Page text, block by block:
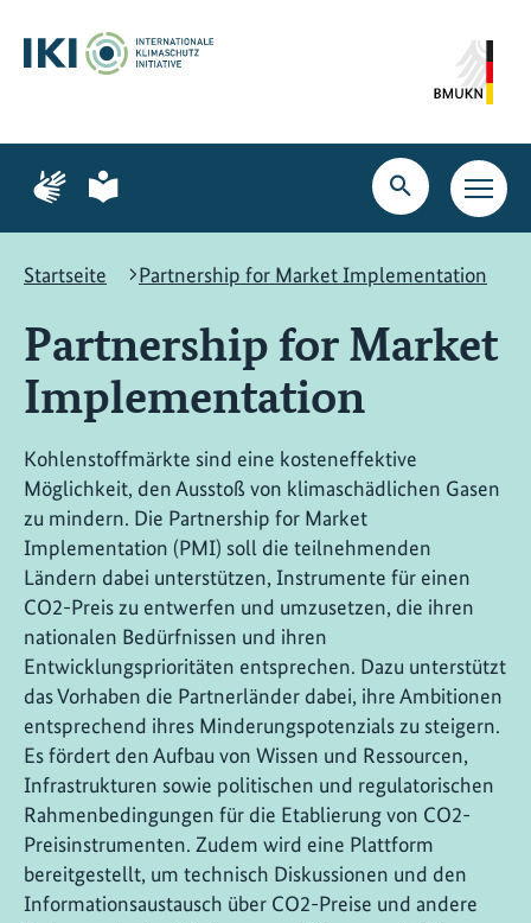
Hauptinhalt
springen
Suche
springen
Hauptnavigation
springen
Zur
Seite
Gebärdensprache
Zur
Seite
leichte
Suche
öffnen
Startseite
Partnership for Market Implementation
Partnership for Market
Implementation
Kohlenstoffmärkte sind eine kosteneffektive
Möglichkeit, den Ausstoß von klimaschädlichen Gasen
zu mindern. Die Partnership for Market
Implementation (PMI) soll die teilnehmenden
Ländern dabei unterstützen, Instrumente für einen
CO2-Preis zu entwerfen und umzusetzen, die ihren
nationalen Bedürfnissen und ihren
Entwicklungsprioritäten entsprechen. Dazu unterstützt
das Vorhaben die Partnerländer dabei, ihre Ambitionen
entsprechend ihres Minderungspotenzials zu steigern.
Es fördert den Aufbau von Wissen und Ressourcen,
Infrastrukturen sowie politischen und regulatorischen
Rahmenbedingungen für die Etablierung von CO2-
Preisinstrumenten. Zudem wird eine Plattform
bereitgestellt, um technisch Diskussionen und den
Informationsaustausch über CO2-Preise und andere